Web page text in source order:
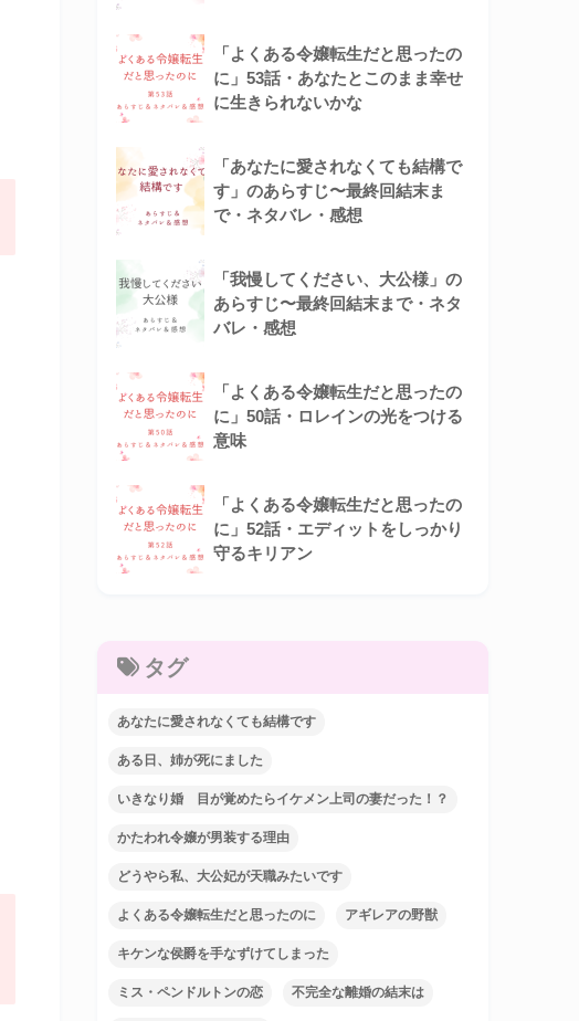
「よくある令嬢転生だと思ったの
に」53話・あなたとこのまま幸せ
に生きられないかな
「あなたに愛されなくても結構で
す」のあらすじ〜最終回結末ま
で・ネタバレ・感想
「我慢してください、大公様」の
あらすじ〜最終回結末まで・ネタ
バレ・感想
「よくある令嬢転生だと思ったの
に」50話・ロレインの光をつける
意味
「よくある令嬢転生だと思ったの
に」52話・エディットをしっかり
守るキリアン
タグ
あなたに愛されなくても結構です
ある日、姉が死にました
いきなり婚 目が覚めたらイケメン上司の妻だった！？
かたわれ令嬢が男装する理由
どうやら私、大公妃が天職みたいです
よくある令嬢転生だと思ったのに アギレアの野獣
キケンな侯爵を手なずけてしまった
ミス・ペンドルトンの恋 不完全な離婚の結末は